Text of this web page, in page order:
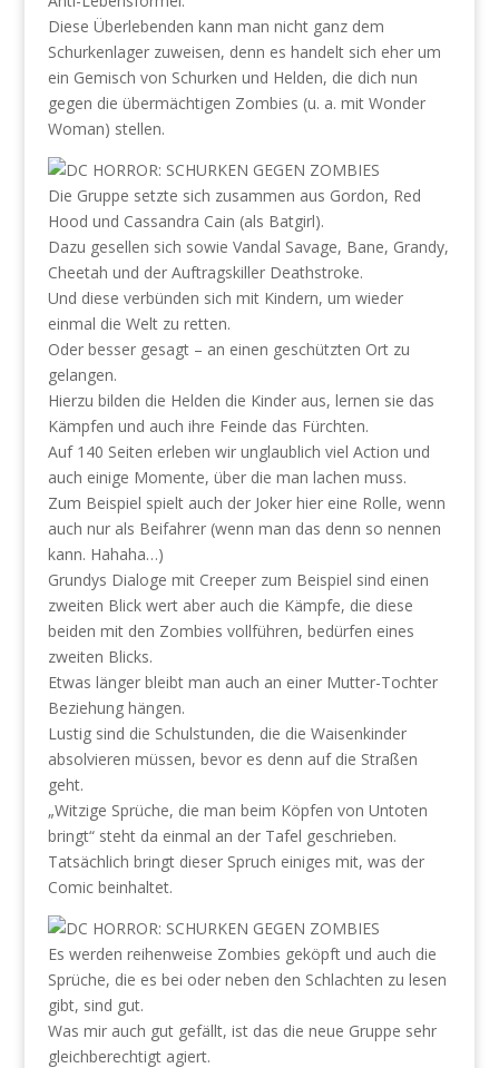
Diese Überlebenden kann man nicht ganz dem
Schurkenlager zuweisen, denn es handelt sich eher um
ein Gemisch von Schurken und Helden, die dich nun
gegen die übermächtigen Zombies (u. a. mit Wonder
Woman) stellen.
Die Gruppe setzte sich zusammen aus Gordon, Red
Hood und Cassandra Cain (als Batgirl).
Dazu gesellen sich sowie Vandal Savage, Bane, Grandy,
Cheetah und der Auftragskiller Deathstroke.
Und diese verbünden sich mit Kindern, um wieder
einmal die Welt zu retten.
Oder besser gesagt – an einen geschützten Ort zu
gelangen.
Hierzu bilden die Helden die Kinder aus, lernen sie das
Kämpfen und auch ihre Feinde das Fürchten.
Auf 140 Seiten erleben wir unglaublich viel Action und
auch einige Momente, über die man lachen muss.
Zum Beispiel spielt auch der Joker hier eine Rolle, wenn
auch nur als Beifahrer (wenn man das denn so nennen
kann. Hahaha…)
Grundys Dialoge mit Creeper zum Beispiel sind einen
zweiten Blick wert aber auch die Kämpfe, die diese
beiden mit den Zombies vollführen, bedürfen eines
zweiten Blicks.
Etwas länger bleibt man auch an einer Mutter-Tochter
Beziehung hängen.
Lustig sind die Schulstunden, die die Waisenkinder
absolvieren müssen, bevor es denn auf die Straßen
geht.
„Witzige Sprüche, die man beim Köpfen von Untoten
bringt“ steht da einmal an der Tafel geschrieben.
Tatsächlich bringt dieser Spruch einiges mit, was der
Comic beinhaltet.
Es werden reihenweise Zombies geköpft und auch die
Sprüche, die es bei oder neben den Schlachten zu lesen
gibt, sind gut.
Was mir auch gut gefällt, ist das die neue Gruppe sehr
gleichberechtigt agiert.